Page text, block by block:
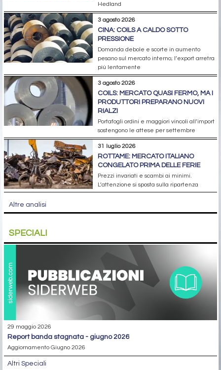
Hedland
3 agosto 2026
CINA: COILS A CALDO SOTTO
PRESSIONE
Domanda debole e scorte in aumento
pesano sul mercato interno; l’export arretra
più lentamente
3 agosto 2026
COILS: MERCATO QUASI FERMO, MA I
PRODUTTORI PREPARANO NUOVI
RIALZI
Portafogli ordini e maggiori vincoli all’import
sostengono le attese per settembre
31 luglio 2026
ROTTAME: MERCATO ITALIANO
CONGELATO PRIMA DELLE FERIE
Prezzi invariati e scambi ai minimi.
L’attenzione si sposta sulla ripartenza
Altre analisi
SPECIALI
29 maggio 2026
report banda stagnata - giugno 2026
Aggiornamento Giugno 2026
Altri Speciali